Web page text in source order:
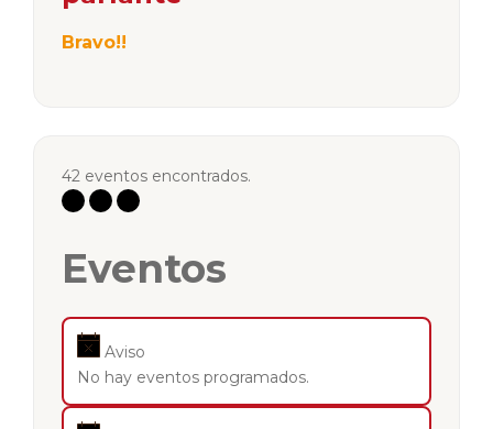
Bravo!!
42 eventos encontrados.
Eventos
Aviso
No hay eventos programados.